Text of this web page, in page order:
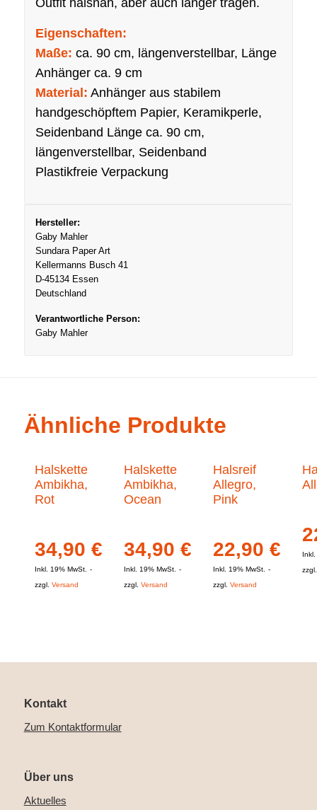
Outfit halsnah, aber auch länger tragen.
Eigenschaften:
Maße: ca. 90 cm, längenverstellbar, Länge
Anhänger ca. 9 cm
Material: Anhänger aus stabilem
handgeschöpftem Papier, Keramikperle,
Seidenband Länge ca. 90 cm,
längenverstellbar, Seidenband
Plastikfreie Verpackung
Hersteller:
Gaby Mahler
Sundara Paper Art
Kellermanns Busch 41
D-45134 Essen
Deutschland
Verantwortliche Person:
Gaby Mahler
Ähnliche Produkte
Halskette
Ambikha,
Rot
34,90 €
Inkl. 19% MwSt.
zzgl. Versand
Halskette
Ambikha,
Ocean
34,90 €
Inkl. 19% MwSt.
zzgl. Versand
Halsreif
Allegro,
Pink
22,90 €
Inkl. 19% MwSt.
zzgl. Versand
Kontakt
Zum Kontaktformular
Über uns
Aktuelles